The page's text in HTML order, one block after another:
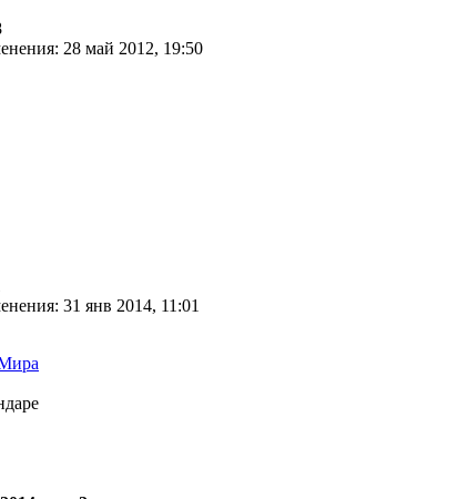
28 май 2012, 19:50
31 янв 2014, 11:01